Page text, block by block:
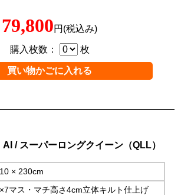
79,800円(税込み)
購入枚数： 枚
/ スーパーロングクイーン（QLL）
× 230cm
マス・マチ高さ4cm立体キルト仕上げ